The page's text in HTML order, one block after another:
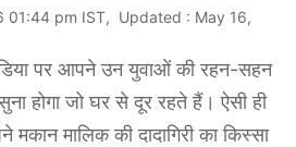
01:44 pm IST, Updated : May 16,
पर आपने उन युवाओं की रहन-सहन
होगा जो घर से दूर रहते हैं। ऐसी ही
मालिक की दादागिरी का किस्सा